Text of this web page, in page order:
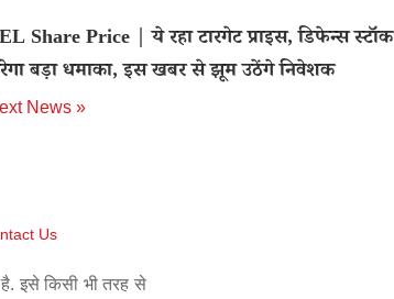
Share Price | ये रहा टारगेट प्राइस, डिफेन्स स्टॉक
बड़ा धमाका, इस खबर से झूम उठेंगे निवेशक
News »
Us
इसे किसी भी तरह से